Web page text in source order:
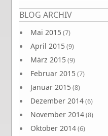
BLOG ARCHIV
Mai 2015(7)
April 2015(9)
März 2015(9)
Februar 2015(7)
Januar 2015(8)
Dezember 2014(6)
November 2014(8)
Oktober 2014(6)
Seiten